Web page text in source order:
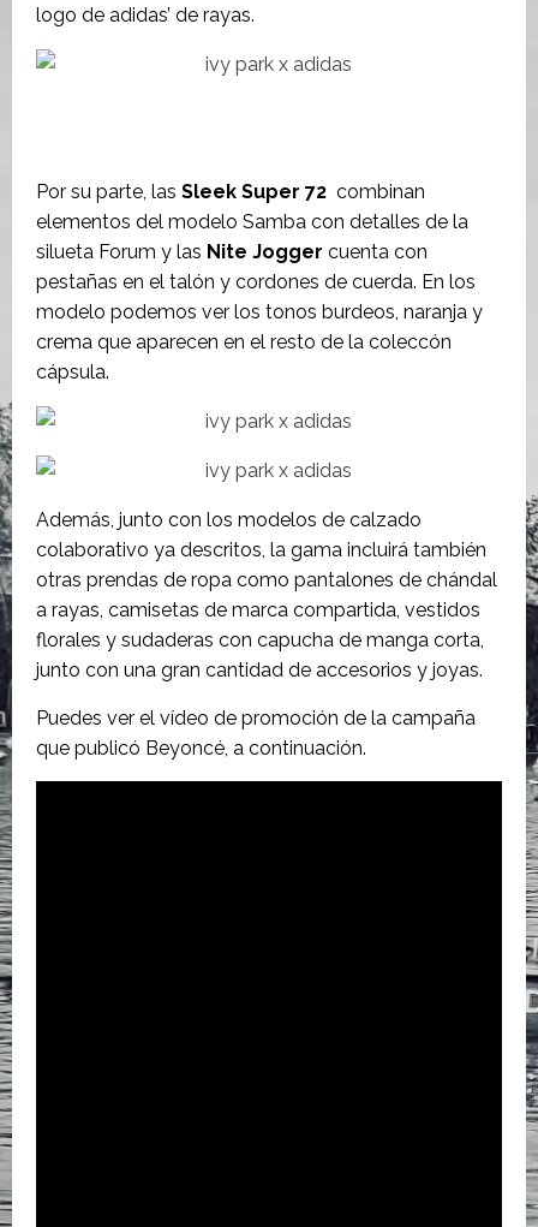
logo de adidas’ de rayas.
Por su parte, las Sleek Super 72 combinan
elementos del modelo Samba con detalles de la
silueta Forum y las Nite Jogger cuenta con
pestañas en el talón y cordones de cuerda. En los
modelo podemos ver los tonos burdeos, naranja y
crema que aparecen en el resto de la coleccón
cápsula.
Además, junto con los modelos de calzado
colaborativo ya descritos, la gama incluirá también
otras prendas de ropa como pantalones de chándal
a rayas, camisetas de marca compartida, vestidos
florales y sudaderas con capucha de manga corta,
junto con una gran cantidad de accesorios y joyas.
Puedes ver el vídeo de promoción de la campaña
que publicó Beyoncé, a continuación.